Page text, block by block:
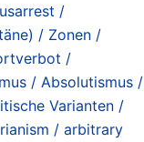
/
/ Zonen /
/
/ Absolutismus /
Varianten /
/ arbitrary